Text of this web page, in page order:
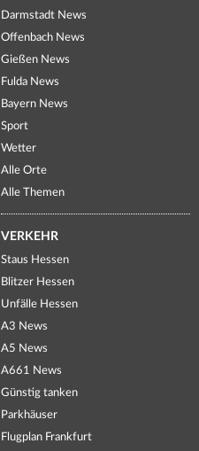
Darmstadt News
Offenbach News
Gießen News
Fulda News
Bayern News
Sport
Wetter
Alle Orte
Alle Themen
VERKEHR
Staus Hessen
Blitzer Hessen
Unfälle Hessen
A3 News
A5 News
A661 News
Günstig tanken
Parkhäuser
Flugplan Frankfurt